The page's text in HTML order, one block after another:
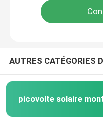
Systèmes
module solaire
AUTRES CATÉGORIES